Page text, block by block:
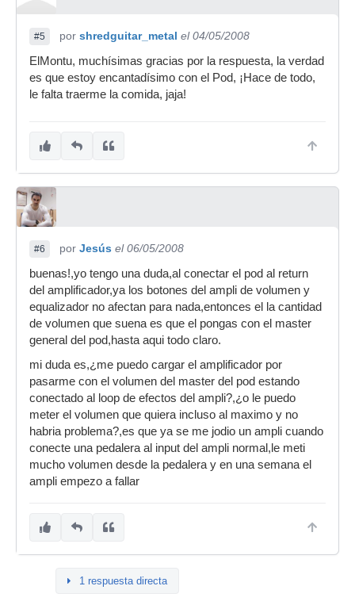
#5 por shredguitar_metal el 04/05/2008
ElMontu, muchísimas gracias por la respuesta, la verdad
es que estoy encantadísimo con el Pod, ¡Hace de todo,
le falta traerme la comida, jaja!
#6 por Jesús el 06/05/2008
buenas!,yo tengo una duda,al conectar el pod al return
del amplificador,ya los botones del ampli de volumen y
equalizador no afectan para nada,entonces el la cantidad
de volumen que suena es que el pongas con el master
general del pod,hasta aqui todo claro.
mi duda es,¿me puedo cargar el amplificador por
pasarme con el volumen del master del pod estando
conectado al loop de efectos del ampli?,¿o le puedo
meter el volumen que quiera incluso al maximo y no
habria problema?,es que ya se me jodio un ampli cuando
conecte una pedalera al input del ampli normal,le meti
mucho volumen desde la pedalera y en una semana el
ampli empezo a fallar
1 respuesta directa